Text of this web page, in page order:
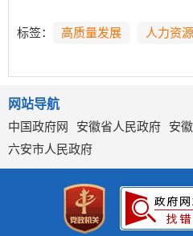
标签： 高质量发展 人力资源
网站导航
中国政府网
安徽省人民政府
安
六安市人民政府